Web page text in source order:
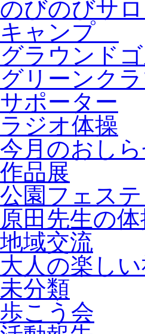
のびのびサ
キャンプ
グラウンド
グリーンク
サポーター
ラジオ体操
今月のおし
作品展
公園フェス
原田先生の
地域交流
大人の楽し
未分類
歩こう会